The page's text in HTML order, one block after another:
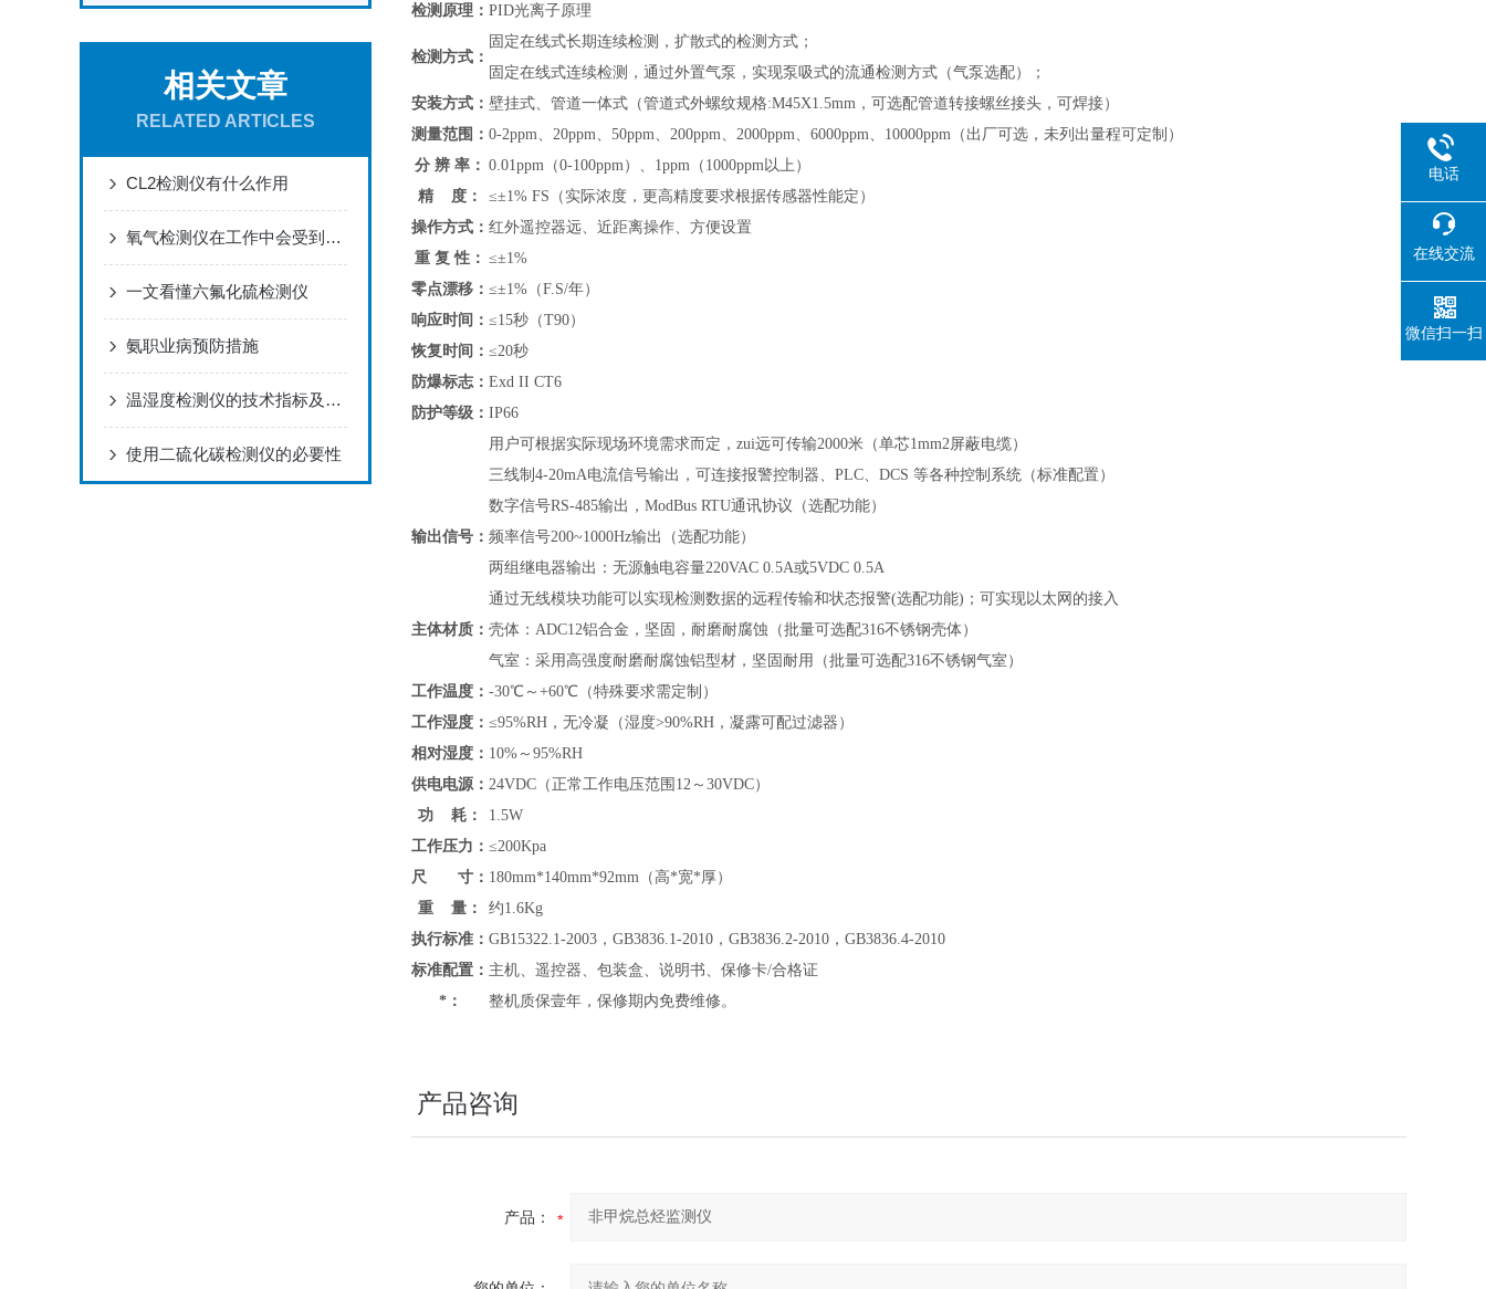
相关文章
RELATED ARTICLES
CL2检测仪有什么作用
氧气检测仪在工作中会受到那些因素的影响
一文看懂六氟化硫检测仪
氨职业病预防措施
温湿度检测仪的技术指标及使用范围
使用二硫化碳检测仪的必要性
检测原理： PID光离子原理
检测方式：
固定在线式长期连续检测，扩散式的检测方式；
固定在线式连续检测，通过外置气泵，实现泵吸式的流通检测方式（气泵选配）；
安装方式： 壁挂式、管道一体式（管道式外螺纹规格:M45X1.5mm，可选配管道转接螺丝接头，可焊接）
测量范围： 0-2ppm、20ppm、50ppm、200ppm、2000ppm、6000ppm、10000ppm （ 出厂可选，未列出量程可定制）
分 辨 率： 0.01ppm（0-100ppm）、1ppm（1000ppm以上）
精 度：
≤±1% FS（实际浓度，更高精度要求根据传感器性能定）
操作方式： 红外遥控器远、近距离操作、方便设置
重 复 性： ≤±1%
零点漂移： ≤±1%（F.S/年）
响应时间： ≤15秒（T90）
恢复时间： ≤20秒
防爆标志： Exd II CT6
防护等级： IP66
输出信号：
用户可根据实际现场环境需求而定，zui远可传输2000米（单芯1mm2屏蔽电缆）
三线制4-20mA电流信号输出，可连接报警控制器、PLC、DCS 等各种控制系统（标准配置）
数字信号RS-485输出， ModBus RTU通讯协议 （选配功能）
频率信号200~1000Hz输出（选配功能）
两组继电器输出：无源触电容量220VAC 0.5A或5VDC 0.5A
通过无线模块功能可以实现检测数据的远程传输和状态报警(选配功能)；可实现以太网的接入
主体材质： 壳体：ADC12铝合金，坚固，耐磨耐腐蚀（批量可选配316不锈钢壳体）
气室：采用高强度耐磨耐腐蚀铝型材，坚固耐用（批量可选配316不锈钢气室）
工作温度： -30℃～+60℃（特殊要求需定制）
工作湿度： ≤95%RH，无冷凝（湿度>90%RH，凝露可配过滤器）
相对湿度： 10%～95%RH
供电电源： 24VDC（正常工作电压范围12～30VDC）
功 耗：
1.5W
工作压力： ≤200Kpa
尺 寸： 180mm*140mm*92mm（高*宽*厚）
重 量：
约1.6Kg
执行标准： GB15322.1-2003，GB3836.1-2010，GB3836.2-2010，GB3836.4-2010
标准配置： 主机、遥控器、包装盒、说明书、保修卡/合格证
*：
整机质保壹年，保修期内免费维修。
产品咨询
产品：
电话
在线交流
微信扫一扫